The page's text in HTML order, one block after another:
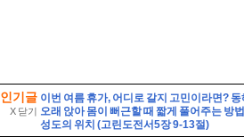
인기글
X 닫기 오래 앉아 몸이 뻐근할 때 짧게 풀어주는 방법
성도의 위치 (고린도전서5장 9-13절)